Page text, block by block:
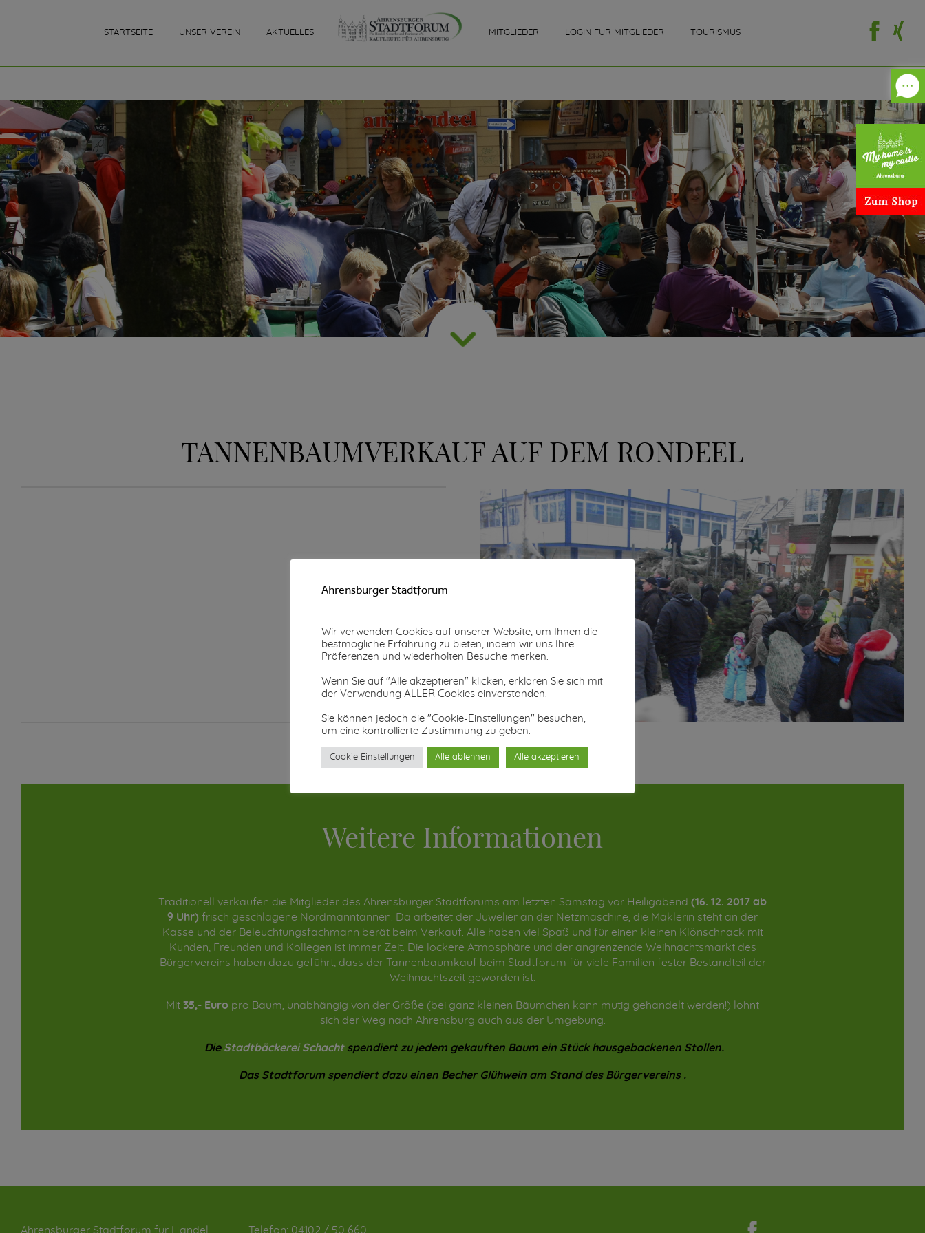
STARTSEITE UNSER VEREIN AKTUELLES MITGLIEDER LOGIN FÜR MITGLIEDER TOURISMUS
TANNENBAUMVERKAUF AUF DEM RONDEEL
Weitere Informationen
Traditionell verkaufen die Mitglieder des Ahrensburger Stadtforums am letzten Samstag vor Heiligabend (16. 12. 2017 ab
9 Uhr) frisch geschlagene Nordmanntannen. Da arbeitet der Juwelier an der Netzmaschine, die Maklerin steht an der
Kasse und der Beleuchtungsfachmann berät beim Verkauf. Alle haben viel Spaß und für einen kleinen Klönschnack mit
Kunden, Freunden und Kollegen ist immer Zeit. Die lockere Atmosphäre und der angrenzende Weihnachtsmarkt des
Bürgervereins haben dazu geführt, dass der Tannenbaumkauf beim Stadtforum für viele Familien fester Bestandteil der
Weihnachtszeit geworden ist.
Mit 35,- Euro pro Baum, unabhängig von der Größe (bei ganz kleinen Bäumchen kann mutig gehandelt werden!) lohnt
sich der Weg nach Ahrensburg auch aus der Umgebung.
Die Stadtbäckerei Schachtspendiert zu jedem gekauften Baum ein Stück hausgebackenen Stollen.
Das Stadtforum spendiert dazu einen Becher Glühwein am Stand des Bürgervereins .
Ahrensburger Stadtforum für Handel, Telefon: 04102 / 50 660
Ahrensburger Stadtforum
Wir verwenden Cookies auf unserer Website, um Ihnen die
bestmögliche Erfahrung zu bieten, indem wir uns Ihre
Präferenzen und wiederholten Besuche merken.
Wenn Sie auf "Alle akzeptieren" klicken, erklären Sie sich mit
der Verwendung ALLER Cookies einverstanden.
Sie können jedoch die "Cookie-Einstellungen" besuchen,
um eine kontrollierte Zustimmung zu geben.
Cookie Einstellungen Alle ablehnen Alle akzeptieren